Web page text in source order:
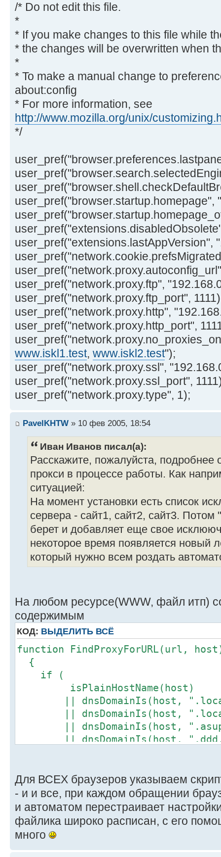
/* Do not edit this file.
*
* If you make changes to this file while
* the changes will be overwritten when
*
* To make a manual change to
about:config
* For more information, see
http://www.mozilla.org/unix/
*/
user_pref("browser.startup.homepage",
user_pref("extensions.lastAppVersion",
user_pref("network.proxy.ftp",
user_pref("network.proxy.ftp_port",
user_pref("network.proxy.http",
user_pref("network.proxy.http_port",
www.iskl1.test, www.iskl2.test");
user_pref("network.proxy.ssl",
user_pref("network.proxy.ssl_port",
user_pref("network.proxy.type", 1);
PavelKHTW » 10 фев 2005, 18:54
Иван Иванов писал(а):
Расскажите, пожалуйста, подробнее
прокси в процессе работы. Как
ситуацией:
На момент установки есть список
сервера - сайт1, сайт2, сайт3. Потом
берет и добавляет еще свое
некоторое время появляется новый
который нужно всем роздать
На любом ресурсе(WWW, файл итп)
содержимым
КОД: ВЫДЕЛИТЬ ВСЁ
function FindProxyForURL(url,
{
if (
isPlainHostName(host)
|| dnsDomainIs(host,
|| dnsDomainIs(host,
|| dnsDomainIs(host,
|| dnsDomainIs(host,
else
return "PROXY
}
Для ВСЕХ браузеров указываем
- и и все, при каждом обращении
и автоматом перестраивает
файлика широко расписан, с его
много